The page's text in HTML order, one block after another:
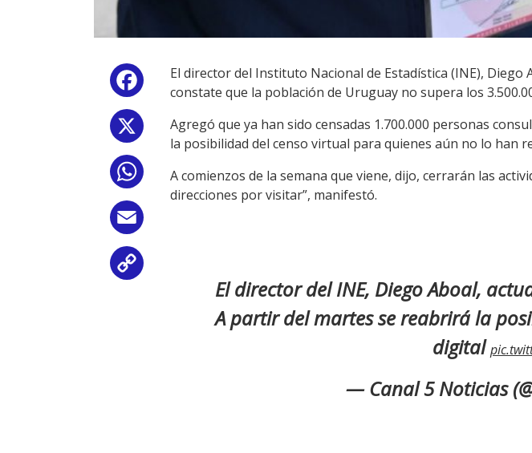
Facebook
WhatsApp
El director del Instituto Nacional de Estadística (INE),
constate que la población de Uruguay no supera los
Agregó que ya han sido censadas 1.700.000 personas
la posibilidad del censo virtual para quienes aún no lo han
A comienzos de la semana que viene, dijo, cerrarán las
direcciones por visitar”, manifestó.
El director del INE, Diego Aboal,
A partir del martes se reabrirá la
digital
— Canal 5 Noticias